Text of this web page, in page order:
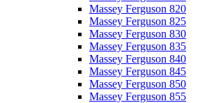
Massey Ferguson 820
Massey Ferguson 825
Massey Ferguson 830
Massey Ferguson 835
Massey Ferguson 840
Massey Ferguson 845
Massey Ferguson 850
Massey Ferguson 855